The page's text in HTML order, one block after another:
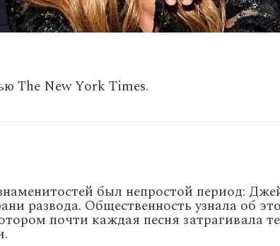
The New York Times.
был непростой период:
развода. Общественность узнала об
почти каждая песня затрагивала